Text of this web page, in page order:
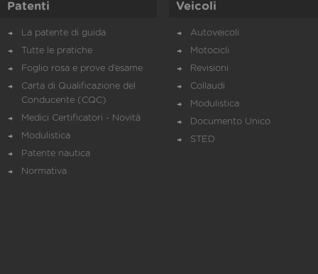
Patenti
La patente di guida
Tutte le pratiche
Foglio rosa e prove d’esame
Carta di Qualificazione del
Conducente (CQC)
Medici Certificatori - Novità
Modulistica
Patente nautica
Normativa
Veicoli
Autoveicoli
Motocicli
Revisioni
Collaudi
Modulistica
Documento Unico
STED